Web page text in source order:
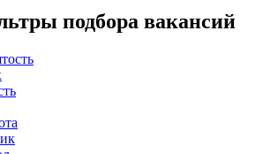
подбора вакансий